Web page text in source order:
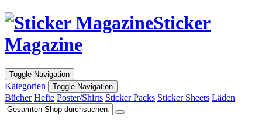
Sticker
Magazine
Toggle Navigation
Kategorien Toggle Navigation
Bücher Hefte Poster/Shirts Sticker Packs Sticker Sheets Läden